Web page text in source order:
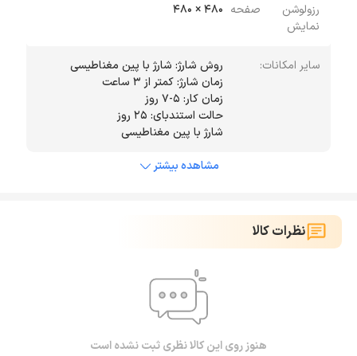
رزولوشن صفحه
نمایش
۴۸۰ × ۴۸۰
سایر امکانات:
روش شارژ: شارژ با پین مغناطیسی
زمان شارژ: کمتر از ۳ ساعت
شارژ با پین مغناطیسی
مشاهده بیشتر
نظرات کالا
هنوز روی این کالا نظری ثبت نشده است